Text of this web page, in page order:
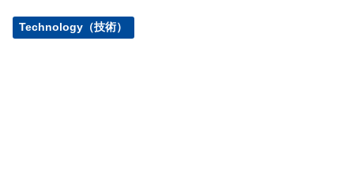
Technology（技術）